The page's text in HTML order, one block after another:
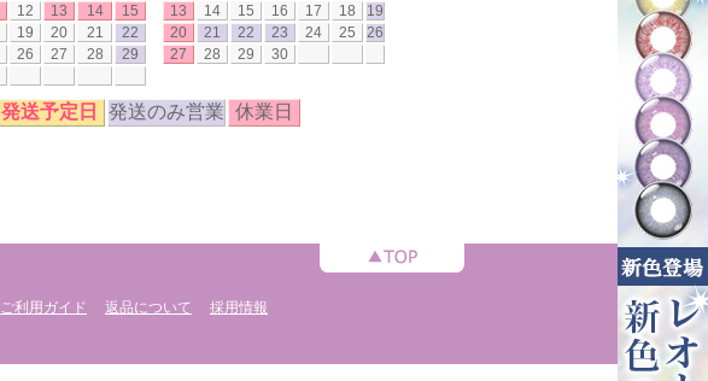
12 13 14
15
19 20 21
22
26 27 28
29
13
14 15 16 17 18
19
20
21 22 23 24 25
26
27
28 29 30
発送予定日 発送のみ営業 休業日
ご利用ガイド 返品について 採用情報